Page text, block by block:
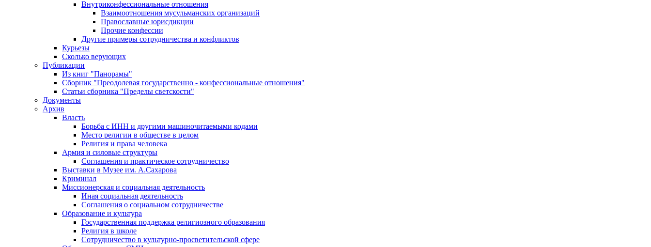
Внутриконфессиональные отношения
Взаимоотношения мусульманских организаций
Православные юрисдикции
Прочие конфессии
Другие примеры сотрудничества и конфликтов
Курьезы
Сколько верующих
Публикации
Из книг "Панорамы"
Сборник "Преодолевая государственно - конфессиональные отношения"
Статьи сборника "Пределы светскости"
Документы
Архив
Власть
Борьба с ИНН и другими машиночитаемыми кодами
Место религии в обществе в целом
Религия и права человека
Армия и силовые структуры
Соглашения и практическое сотрудничество
Выставки в Музее им. А.Сахарова
Криминал
Миссионерская и социальная деятельность
Иная социальная деятельность
Соглашения о социальном сотрудничестве
Образование и культура
Государственная поддержка религиозного образования
Религия в школе
Сотрудничество в культурно-просветительской сфере